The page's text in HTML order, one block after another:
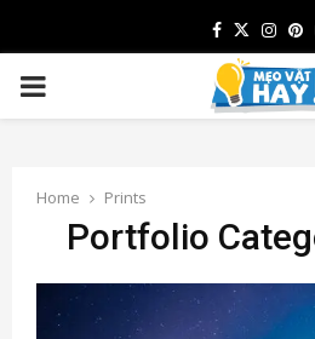
Facebook
Twitter
PRIMARY
Home Prints
Portfolio